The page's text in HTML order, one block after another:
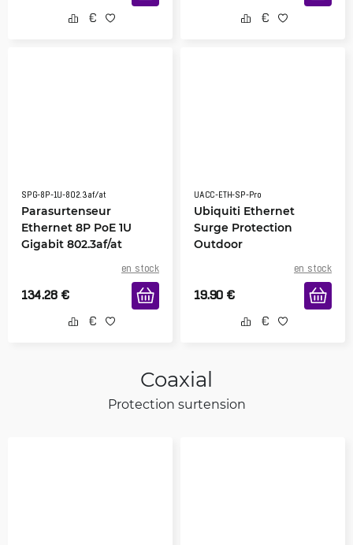
SPG-8P-1U-802.3af/at
Parasurtenseur
Ethernet 8P PoE 1U
Gigabit 802.3af/at
en stock
134.28 €
UACC-ETH-SP-Pro
Ubiquiti Ethernet
Surge Protection
Outdoor
en stock
19.90 €
Coaxial
Protection surtension